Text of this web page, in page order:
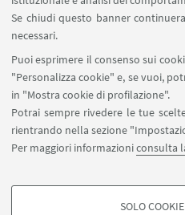
Se chiudi questo banner
necessari.
Puoi esprimere il consenso sui
"Personalizza cookie" e, se vuoi,
in "Mostra cookie di profilazione".
Potrai sempre rivedere le tue
rientrando nella sezione
Per maggiori informazioniconsulta
SOLO
Angela
Scrivi
Seguici su: